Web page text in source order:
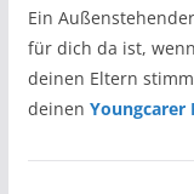
Ein
für dich da ist,
deinen Eltern
deinen Youngcarer